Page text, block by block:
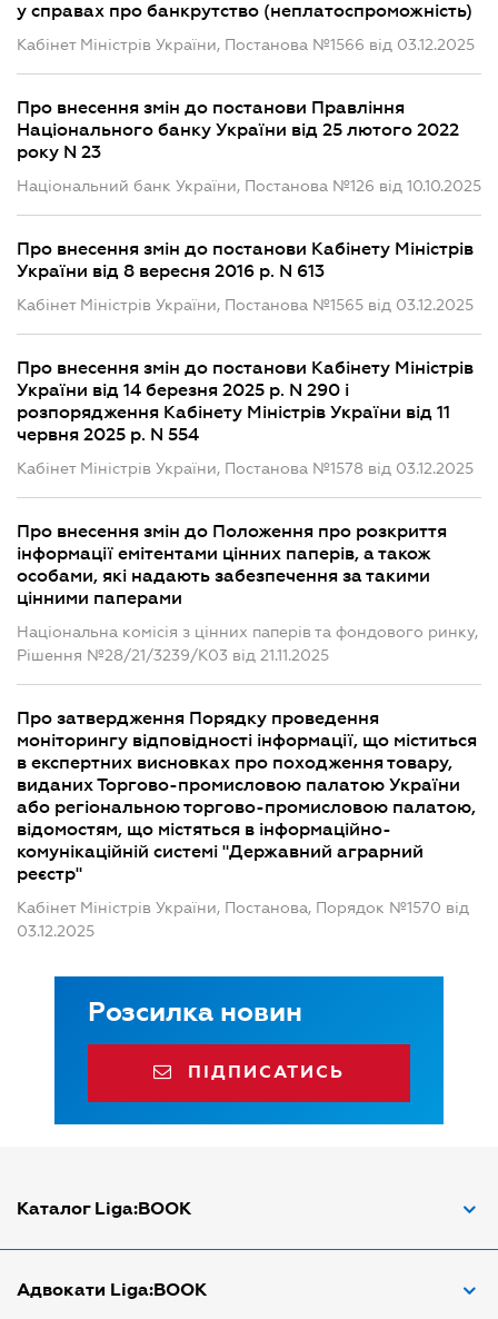
у справах про банкрутство (неплатоспроможність)
Кабінет Міністрів України, Постанова №1566 від 03.12.2025
Про внесення змін до постанови Правління
Національного банку України від 25 лютого 2022
року N 23
Національний банк України, Постанова №126 від 10.10.2025
Про внесення змін до постанови Кабінету Міністрів
України від 8 вересня 2016 р. N 613
Кабінет Міністрів України, Постанова №1565 від 03.12.2025
Про внесення змін до постанови Кабінету Міністрів
України від 14 березня 2025 р. N 290 і
розпорядження Кабінету Міністрів України від 11
червня 2025 р. N 554
Кабінет Міністрів України, Постанова №1578 від 03.12.2025
Про внесення змін до Положення про розкриття
інформації емітентами цінних паперів, а також
особами, які надають забезпечення за такими
цінними паперами
Національна комісія з цінних паперів та фондового ринку,
Рішення №28/21/3239/К03 від 21.11.2025
Про затвердження Порядку проведення
моніторингу відповідності інформації, що міститься
в експертних висновках про походження товару,
виданих Торгово-промисловою палатою України
або регіональною торгово-промисловою палатою,
відомостям, що містяться в інформаційно-
комунікаційній системі "Державний аграрний
реєстр"
Кабінет Міністрів України, Постанова, Порядок №1570 від
03.12.2025
Розсилка новин
ПІДПИСАТИСЬ
Каталог Liga:BOOK
Адвокат по ДТП
Адвокати Liga:BOOK